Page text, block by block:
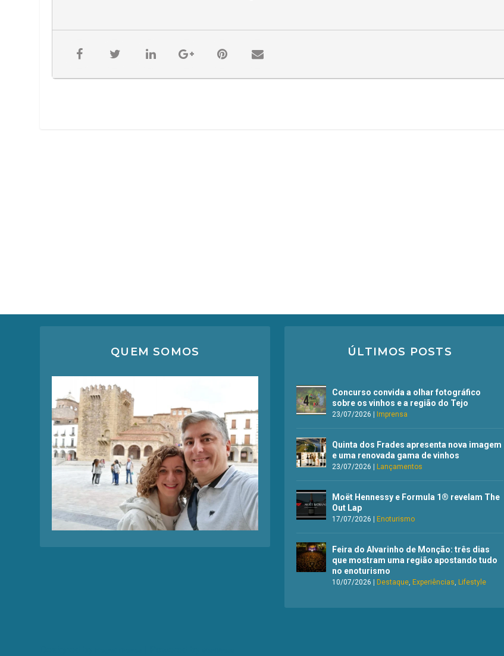
QUEM SOMOS ÚLTIMOS POSTS
Concurso convida a olhar fotográfico
sobre os vinhos e a região do Tejo
23/07/2026 |Imprensa
Quinta dos Frades apresenta nova imagem
e uma renovada gama de vinhos
23/07/2026 |Lançamentos
Moët Hennessy e Formula 1® revelam The
Out Lap
17/07/2026 |Enoturismo
Feira do Alvarinho de Monção: três dias
que mostram uma região apostando tudo
no enoturismo
10/07/2026 |Destaque,Experiências,Lifestyle